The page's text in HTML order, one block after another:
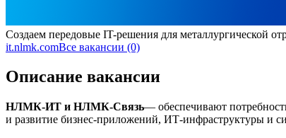
Создаем передовые IT-решения для металлургической
it.nlmk.comВсе вакансии (0)
Описание вакансии
НЛМК-ИТ и НЛМК-Связь— обеспечивают
и развитие бизнес-приложений, ИТ-инфраструктуры и